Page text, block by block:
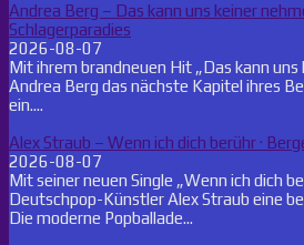
Andrea Berg – Das kann uns keiner
Schlagerparadies
2026-08-07
Mit ihrem brandneuen Hit „Das kann
Andrea Berg das nächste Kapitel ihres
ein....
Alex Straub – Wenn ich dich berühr ·
2026-08-07
Mit seiner neuen Single „Wenn ich dich
Deutschpop-Künstler Alex Straub eine
Die moderne Popballade...